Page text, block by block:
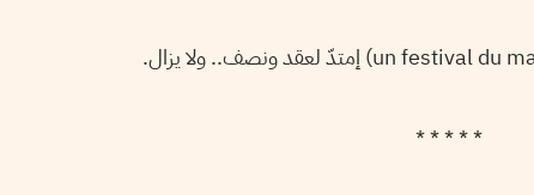
* * * * *